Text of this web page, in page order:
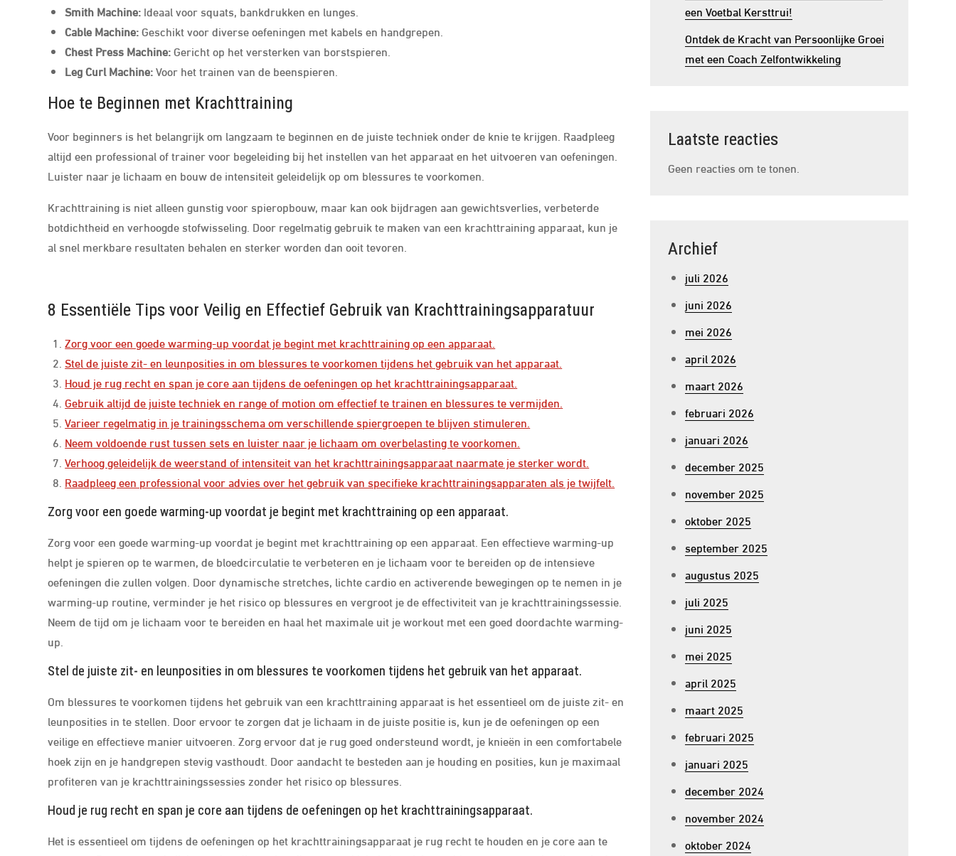
Smith Machine: Ideaal voor squats, bankdrukken en lunges.
Cable Machine:Geschikt voor diverse oefeningen met kabels en handgrepen.
Chest Press Machine:Gericht op het versterken van borstspieren.
Leg Curl Machine:Voor het trainen van de beenspieren.
Hoe te Beginnen met Krachttraining
Voor beginners is het belangrijk om langzaam te beginnen en de juiste techniek onder de knie te krijgen. Raadpleeg
altijd een professional of trainer voor begeleiding bij het instellen van het apparaat en het uitvoeren van oefeningen.
Luister naar je lichaam en bouw de intensiteit geleidelijk op om blessures te voorkomen.
Krachttraining is niet alleen gunstig voor spieropbouw, maar kan ook bijdragen aan gewichtsverlies, verbeterde
botdichtheid en verhoogde stofwisseling. Door regelmatig gebruik te maken van een krachttraining apparaat, kun je
al snel merkbare resultaten behalen en sterker worden dan ooit tevoren.
8 Essentiële Tips voor Veilig en Effectief Gebruik van Krachttrainingsapparatuur
Zorg voor een goede warming-up voordat je begint met krachttraining op een apparaat.
Stel de juiste zit- en leunposities in om blessures te voorkomen tijdens het gebruik van het apparaat.
Houd je rug recht en span je core aan tijdens de oefeningen op het krachttrainingsapparaat.
Gebruik altijd de juiste techniek en range of motion om effectief te trainen en blessures te vermijden.
Varieer regelmatig in je trainingsschema om verschillende spiergroepen te blijven stimuleren.
Neem voldoende rust tussen sets en luister naar je lichaam om overbelasting te voorkomen.
Verhoog geleidelijk de weerstand of intensiteit van het krachttrainingsapparaat naarmate je sterker wordt.
Raadpleeg een professional voor advies over het gebruik van specifieke krachttrainingsapparaten als je twijfelt.
Zorg voor een goede warming-up voordat je begint met krachttraining op een apparaat.
Zorg voor een goede warming-up voordat je begint met krachttraining op een apparaat. Een effectieve warming-up
helpt je spieren op te warmen, de bloedcirculatie te verbeteren en je lichaam voor te bereiden op de intensieve
oefeningen die zullen volgen. Door dynamische stretches, lichte cardio en activerende bewegingen op te nemen in je
warming-up routine, verminder je het risico op blessures en vergroot je de effectiviteit van je krachttrainingssessie.
Neem de tijd om je lichaam voor te bereiden en haal het maximale uit je workout met een goed doordachte warming-
up.
Stel de juiste zit- en leunposities in om blessures te voorkomen tijdens het gebruik van het apparaat.
Om blessures te voorkomen tijdens het gebruik van een krachttraining apparaat is het essentieel om de juiste zit- en
leunposities in te stellen. Door ervoor te zorgen dat je lichaam in de juiste positie is, kun je de oefeningen op een
veilige en effectieve manier uitvoeren. Zorg ervoor dat je rug goed ondersteund wordt, je knieën in een comfortabele
hoek zijn en je handgrepen stevig vasthoudt. Door aandacht te besteden aan je houding en posities, kun je maximaal
profiteren van je krachttrainingssessies zonder het risico op blessures.
Houd je rug recht en span je core aan tijdens de oefeningen op het krachttrainingsapparaat.
Het is essentieel om tijdens de oefeningen op het krachttrainingsapparaat je rug recht te houden en je core aan te
een Voetbal Kersttrui!
Ontdek de Kracht van Persoonlijke Groei
met een Coach Zelfontwikkeling
Laatste reacties
Geen reacties om te tonen.
Archief
juli 2026
juni 2026
mei 2026
april 2026
maart 2026
februari 2026
januari 2026
december 2025
november 2025
oktober 2025
september 2025
augustus 2025
juli 2025
juni 2025
mei 2025
april 2025
maart 2025
februari 2025
januari 2025
december 2024
november 2024
oktober 2024